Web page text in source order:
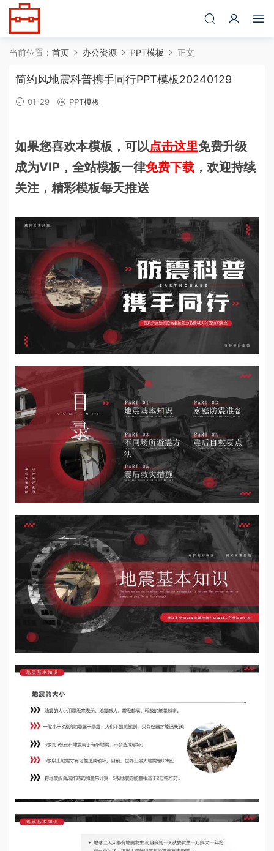
当前位置： 首页 办公资源 PPT模板 正文
简约风地震科普携手同行PPT模板20240129
01-29 PPT模板
如果您喜欢本模板，可以点击这里免费升级
成为VIP，全站模板一律免费下载 ，欢迎持续
关注，精彩模板每天推送